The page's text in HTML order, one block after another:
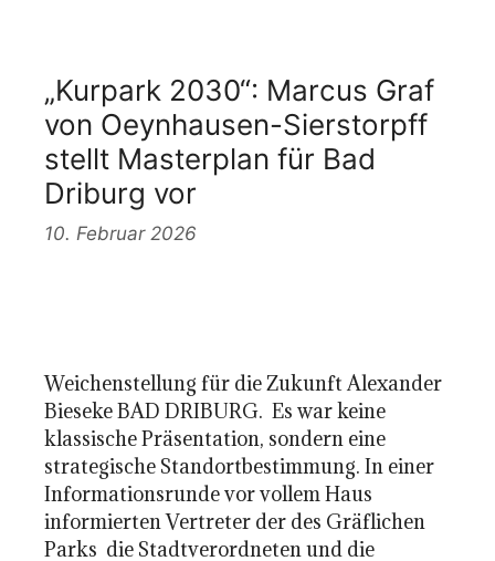
„Kurpark 2030“: Marcus Graf
von Oeynhausen-Sierstorpff
stellt Masterplan für Bad
Driburg vor
10. Februar 2026
Weichenstellung für die Zukunft Alexander
Bieseke BAD DRIBURG. Es war keine
klassische Präsentation, sondern eine
strategische Standortbestimmung. In einer
Informationsrunde vor vollem Haus
informierten Vertreter der des Gräflichen
Parks die Stadtverordneten und die